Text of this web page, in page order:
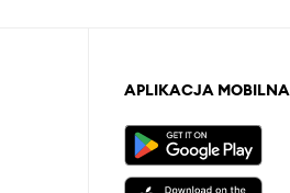
APLIKACJA MOBILNA